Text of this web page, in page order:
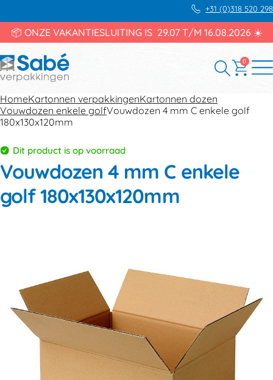
+31 (0)318 520 298
📦 ONZE VAKANTIESLUITING IS 29.07 T/M 16.08.2026 ☀️
0
HomeKartonnen verpakkingenKartonnen dozen
Vouwdozen enkele golfVouwdozen 4 mm C enkele golf
180x130x120mm
Dit product is op voorraad
Vouwdozen 4 mm C enkele
golf 180x130x120mm